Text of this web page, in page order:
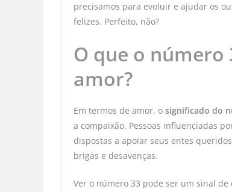
precisamos para evoluir e ajudar os
felizes. Perfeito, não?
O que o
amor?
Em termos de amor, o significado do
a compaixão. Pessoas influenciadas
dispostas a apoiar seus entes
brigas e desavenças.
Ver o número 33 pode ser um sinal